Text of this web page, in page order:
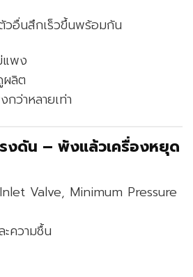
วอื่นสึกเร็วขึ้นพร้อมกัน
แพง
ผลิต
กว่าหลายเท่า
งดัน – พังแล้วเครื่องหยุด
Valve, Minimum Pressure
ะความชื้น